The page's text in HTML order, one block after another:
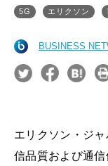
5G エリクソン
BUSINESS
エリクソン・ジ
信品質および通